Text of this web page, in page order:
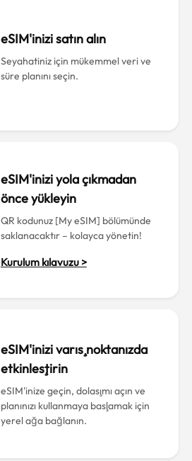
eSIM'inizi satın alın
Seyahatiniz için mükemmel veri ve
süre planını seçin.
eSIM'inizi yola çıkmadan
önce yükleyin
QR kodunuz [My eSIM] bölümünde
saklanacaktır – kolayca yönetin!
Kurulum kılavuzu >
eSIM'inizi varış noktanızda
etkinleştirin
eSIM'inize geçin, dolaşımı açın ve
planınızı kullanmaya başlamak için
yerel ağa bağlanın.